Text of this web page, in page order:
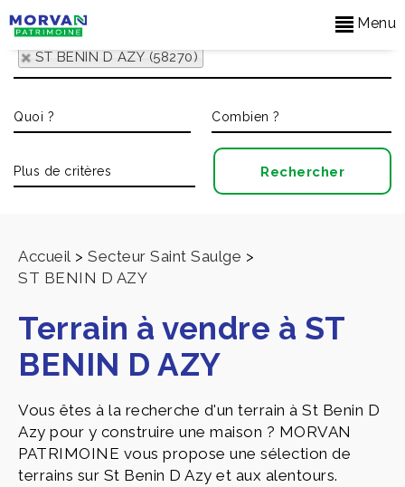
Menu
ST BENIN D AZY (58270)
Accueil > Secteur Saint Saulge >
ST BENIN D AZY
Terrain à vendre à ST
BENIN D AZY
Vous êtes à la recherche d'un terrain à St Benin D
Azy pour y construire une maison ? MORVAN
PATRIMOINE vous propose une sélection de
terrains sur St Benin D Azy et aux alentours.